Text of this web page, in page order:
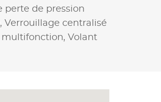
perte de pression
Verrouillage centralisé
multifonction, Volant